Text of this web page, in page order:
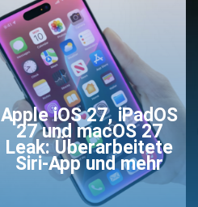
Apple iOS 27, iPadOS
27 und macOS 27
Leak: Überarbeitete
Siri-App und mehr